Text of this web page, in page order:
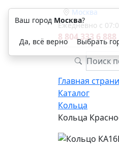
Москва
Ежедневно с
8 804 333 6 888
Главная
Каталог
Кольца
Кольца
Ваш город Москва?
Да, всё верно Выбрать